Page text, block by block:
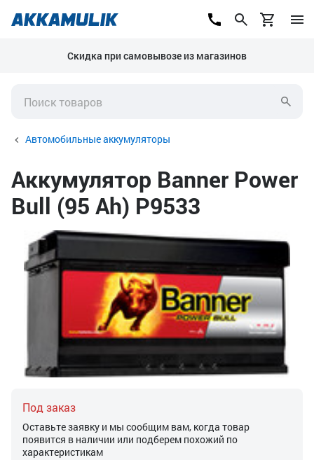
Скидка при самовывозе из магазинов
Автомобильные аккумуляторы
Аккумулятор Banner Power
Bull (95 Ah) P9533
Под заказ
Оставьте заявку и мы сообщим вам, когда товар
появится в наличии или подберем похожий по
характеристикам